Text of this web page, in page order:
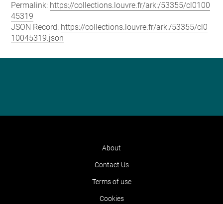
Permalink: https://collections.louvre.fr/ark:/53355/cl0100
45319
JSON Record: https://collections.louvre.fr/ark:/53355/cl0
10045319.json
About
Contact Us
Terms of use
Cookies